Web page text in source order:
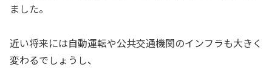
ました。
近い将来には自動運転や公共交通機関のインフラも大きく
変わるでしょうし、